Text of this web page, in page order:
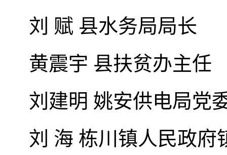
刘 赋 县水务局局长
黄震宇 县扶贫办主任
刘建明 姚安供电局党
刘 海 栋川镇人民政府